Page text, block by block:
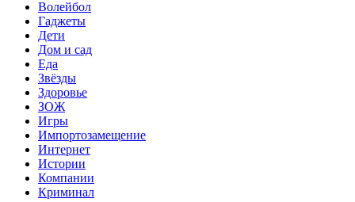
Волейбол
Гаджеты
Дети
Дом и сад
Еда
Звёзды
Здоровье
ЗОЖ
Игры
Импортозамещение
Интернет
Истории
Компании
Криминал